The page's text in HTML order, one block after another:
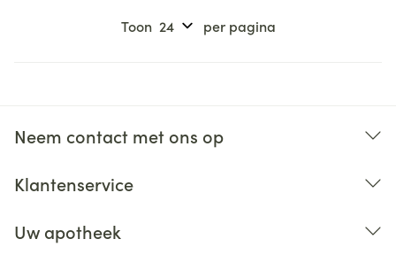
Toon per pagina
Neem contact met ons op
Klantenservice
Uw apotheek